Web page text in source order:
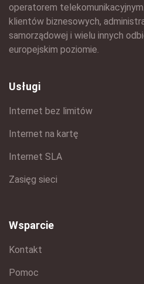
operatorem
klientów biznesowych,
samorządowej i wielu innych
europejskim poziomie.
Usługi
Internet bez limitów
Internet na kartę
Internet SLA
Zasięg sieci
Wsparcie
Kontakt
Pomoc